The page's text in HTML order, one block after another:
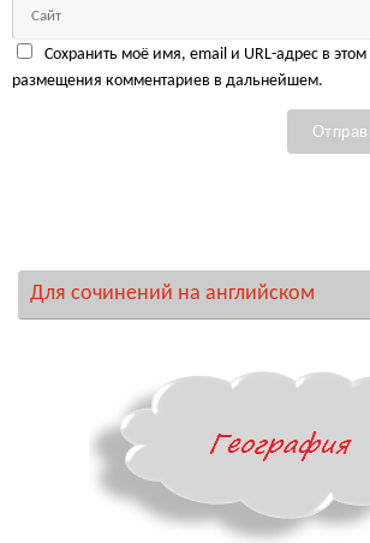
Сохранить моё имя, email и URL-адрес в этом
размещения комментариев в дальнейшем.
Для сочинений на английском